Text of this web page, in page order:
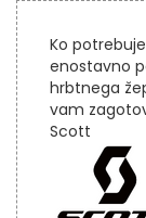
Ko
enostavno
hrbtnega
vam
Scott